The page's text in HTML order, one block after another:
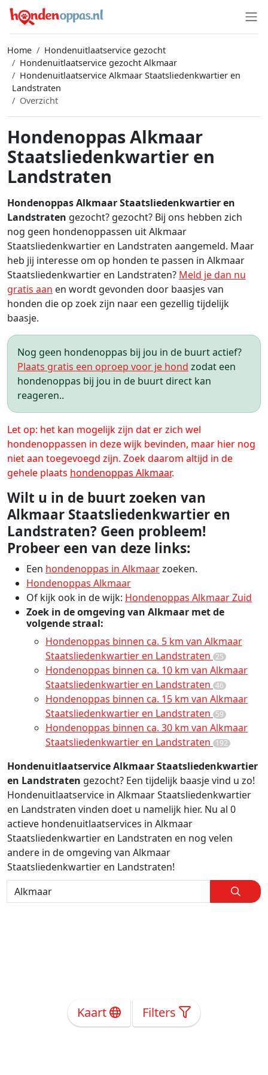
Home
Hondenuitlaatservice gezocht
Hondenuitlaatservice gezocht Alkmaar
Hondenuitlaatservice Alkmaar Staatsliedenkwartier en
Landstraten
Overzicht
Hondenoppas Alkmaar
Staatsliedenkwartier en
Landstraten
Hondenoppas Alkmaar Staatsliedenkwartier en
Landstraten gezocht? gezocht? Bij ons hebben zich
nog geen hondenoppassen uit Alkmaar
Staatsliedenkwartier en Landstraten aangemeld. Maar
heb jij interesse om op honden te passen in Alkmaar
Staatsliedenkwartier en Landstraten? Meld je dan nu
gratis aan en wordt gevonden door baasjes van
honden die op zoek zijn naar een gezellig tijdelijk
baasje.
Nog geen hondenoppas bij jou in de buurt actief?
Plaats gratis een oproep voor je hond zodat een
hondenoppas bij jou in de buurt direct kan
reageren..
Let op: het kan mogelijk zijn dat er zich wel
hondenoppassen in deze wijk bevinden, maar hier nog
niet aan toegevoegd zijn. Zoek daarom altijd in de
gehele plaats hondenoppas Alkmaar.
Wilt u in de buurt zoeken van
Alkmaar Staatsliedenkwartier en
Landstraten? Geen probleem!
Probeer een van deze links:
Een hondenoppas in Alkmaarzoeken.
Hondenoppas Alkmaar
Of kijk ook in de wijk: Hondenoppas Alkmaar Zuid
Zoek in de omgeving van Alkmaar met de
volgende straal:
Hondenoppas binnen ca. 5 km van Alkmaar
Staatsliedenkwartier en Landstraten 25
Hondenoppas binnen ca. 10 km van Alkmaar
Staatsliedenkwartier en Landstraten 46
Hondenoppas binnen ca. 15 km van Alkmaar
Staatsliedenkwartier en Landstraten 59
Hondenoppas binnen ca. 30 km van Alkmaar
Staatsliedenkwartier en Landstraten 192
Hondenuitlaatservice Alkmaar Staatsliedenkwartier
en Landstraten gezocht? Een tijdelijk baasje vind u zo!
Hondenuitlaatservice in Alkmaar Staatsliedenkwartier
en Landstraten vinden doet u namelijk hier. Nu al 0
actieve hondenuitlaatservices in Alkmaar
Staatsliedenkwartier en Landstraten en nog velen
andere in de omgeving van Alkmaar
Staatsliedenkwartier en Landstraten!
Kaart Filters